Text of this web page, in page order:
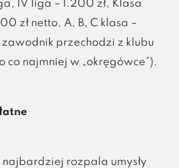
IV liga – 1.200 zł, Klasa
zł netto, A, B, C klasa –
zawodnik przechodzi z klubu
co najmniej w „okręgówce”).
najbardziej rozpala umysły